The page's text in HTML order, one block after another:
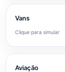
Vans
Clique para simular
Aviação